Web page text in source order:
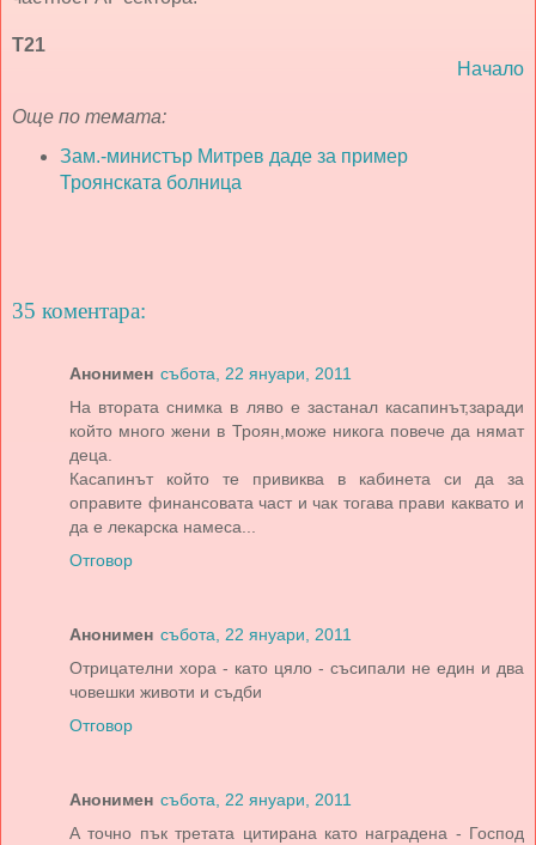
Т21
Начало
Още по темата:
Зам.-министър Митрев даде за пример
Троянската болница
35 коментара:
Анонимен събота, 22 януари, 2011
На втората снимка в ляво е застанал касапинът,заради
който много жени в Троян,може никога повече да нямат
деца.
Касапинът който те привиква в кабинета си да за
оправите финансовата част и чак тогава прави каквато и
да е лекарска намеса...
Отговор
Анонимен събота, 22 януари, 2011
Отрицателни хора - като цяло - съсипали не един и два
човешки животи и съдби
Отговор
Анонимен събота, 22 януари, 2011
А точно пък третата цитирана като наградена - Господ